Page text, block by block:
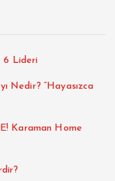
6 Lideri
Nedir? “Hayasızca
Karaman Home